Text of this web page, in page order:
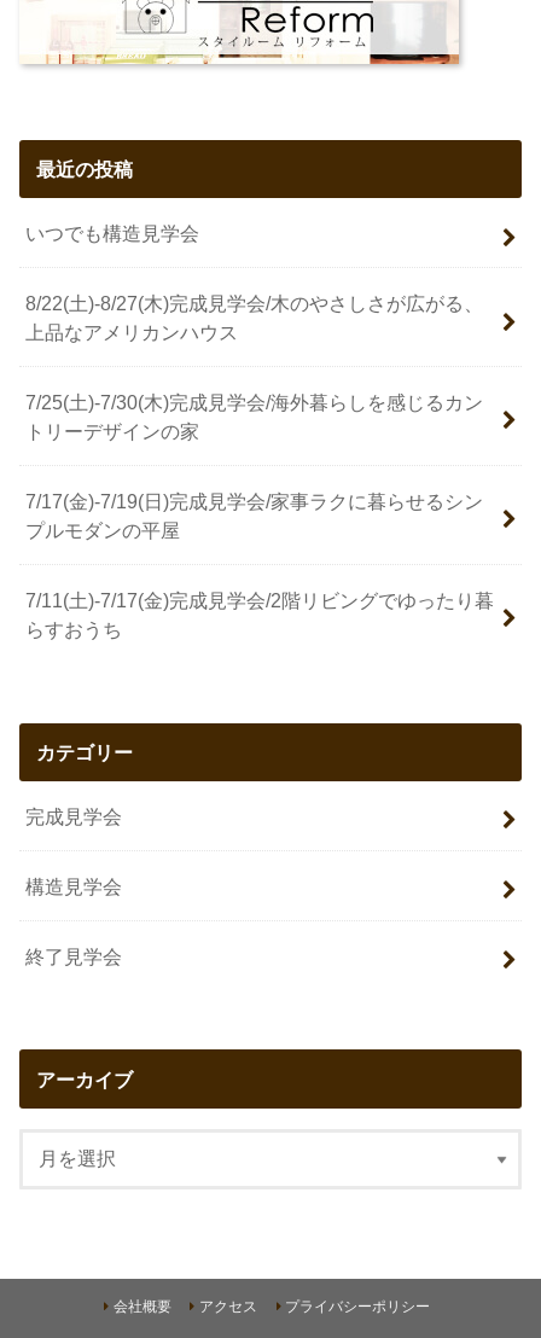
最近の投稿
いつでも構造見学会
8/22(土)-8/27(木)完成見学会/木のやさしさが広がる、
上品なアメリカンハウス
7/25(土)-7/30(木)完成見学会/海外暮らしを感じるカン
トリーデザインの家
7/17(金)-7/19(日)完成見学会/家事ラクに暮らせるシン
プルモダンの平屋
7/11(土)-7/17(金)完成見学会/2階リビングでゆったり暮
らすおうち
カテゴリー
完成見学会
構造見学会
終了見学会
アーカイブ
会社概要 アクセス プライバシーポリシー